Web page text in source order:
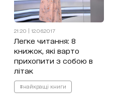
21:20 | 12.06.2017
Легке читання: 8
книжок, які варто
прихопити з собою в
літак
#найкращі книги